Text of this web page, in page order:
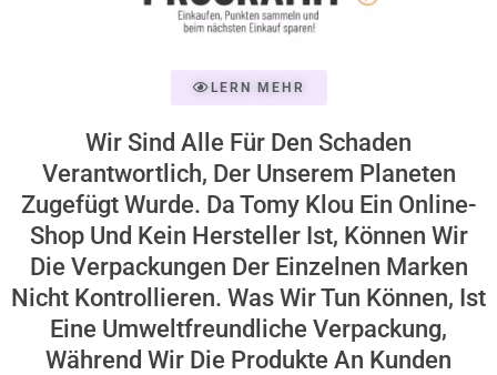
LERN MEHR
Wir Sind Alle Für Den Schaden
Verantwortlich, Der Unserem Planeten
Zugefügt Wurde. Da Tomy Klou Ein Online-
Shop Und Kein Hersteller Ist, Können Wir
Die Verpackungen Der Einzelnen Marken
Nicht Kontrollieren. Was Wir Tun Können, Ist
Eine Umweltfreundliche Verpackung,
Während Wir Die Produkte An Kunden